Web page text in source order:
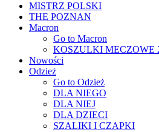
MISTRZ POLSKI
THE POZNAN
Macron
Go to Macron
KOSZULKI MECZOWE
Nowości
Odzież
Go to Odzież
DLA NIEGO
DLA NIEJ
DLA DZIECI
SZALIKI I CZAPKI